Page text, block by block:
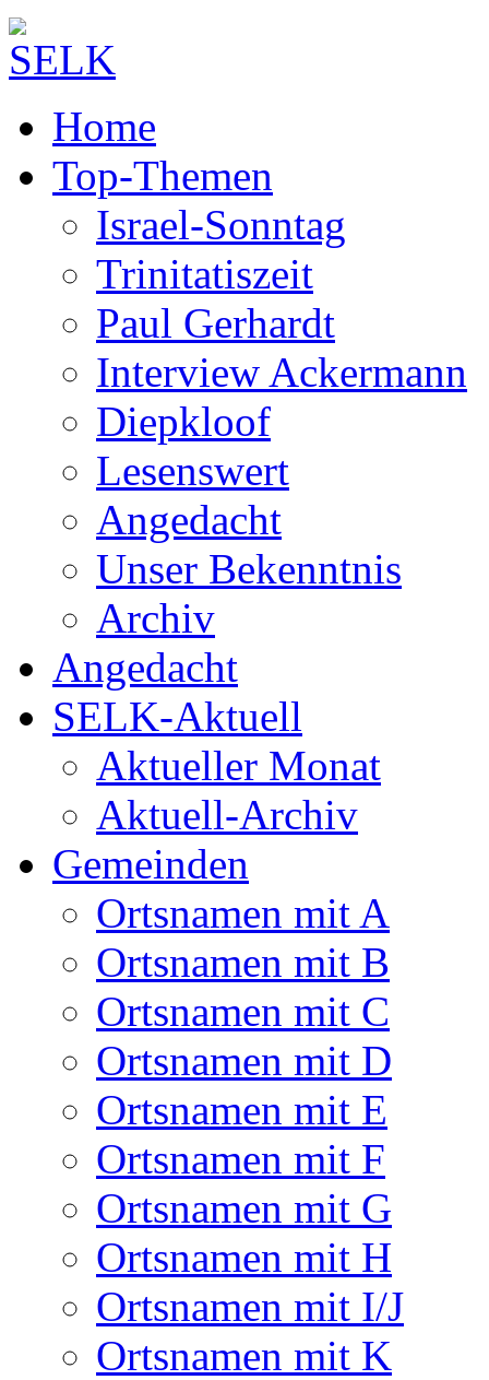
Home
Top-Themen
Israel-Sonntag
Trinitatiszeit
Paul Gerhardt
Interview Ackermann
Diepkloof
Lesenswert
Angedacht
Unser Bekenntnis
Archiv
Angedacht
SELK-Aktuell
Aktueller Monat
Aktuell-Archiv
Gemeinden
Ortsnamen mit A
Ortsnamen mit B
Ortsnamen mit C
Ortsnamen mit D
Ortsnamen mit E
Ortsnamen mit F
Ortsnamen mit G
Ortsnamen mit H
Ortsnamen mit I/J
Ortsnamen mit K